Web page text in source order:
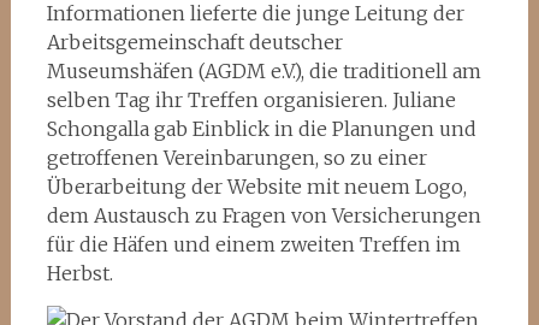
Informationen lieferte die junge Leitung der
Arbeitsgemeinschaft deutscher
Museumshäfen (AGDM e.V.), die traditionell am
selben Tag ihr Treffen organisieren. Juliane
Schongalla gab Einblick in die Planungen und
getroffenen Vereinbarungen, so zu einer
Überarbeitung der Website mit neuem Logo,
dem Austausch zu Fragen von Versicherungen
für die Häfen und einem zweiten Treffen im
Herbst.